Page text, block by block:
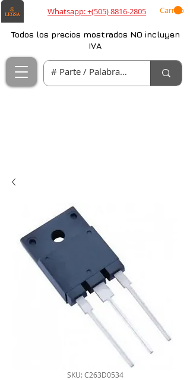
Whatsapp: +(505) 8816-2805 Carrito
Todos los precios mostrados NO incluyen
IVA
SKU: C263D0534